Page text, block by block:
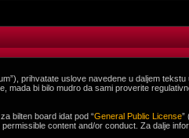
prihvatate uslove navedene u daljem
mada bi bilo mudro da sami proverite
bilten board idat pod “General Public License”
content and/or conduct. Za dalje